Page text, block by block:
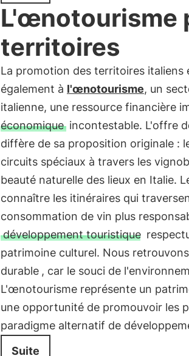
L'œnotourisme
territoires
La promotion des territoires italiens
également à l'œnotourisme, un
italienne, une ressource financière
économiqueincontestable. L'offre
diffère de sa proposition originale :
circuits spéciaux à travers les
beauté naturelle des lieux en Italie.
connaître les itinéraires qui
consommation de vin plus
développement touristique
patrimoine culturel. Nous
durable , car le souci de
L'œnotourisme représente un
une opportunité de promouvoir les
paradigme alternatif de
Suite